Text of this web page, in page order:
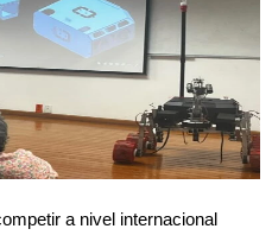
a nivel internacional